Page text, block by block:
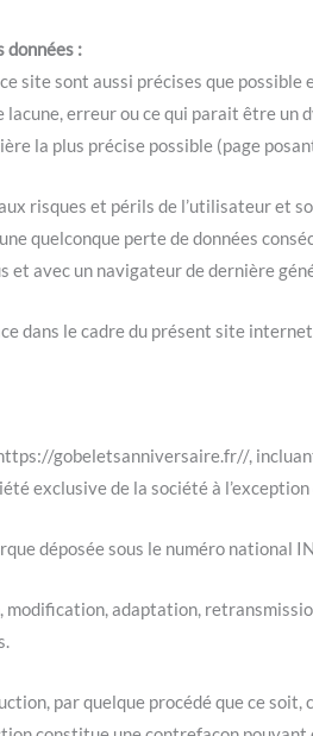
:
site sont aussi précises que
lacune, erreur ou ce qui parait être
la plus précise possible (page
risques et périls de l’utilisateur et
quelconque perte de données
et avec un navigateur de dernière
dans le cadre du présent site
gobeletsanniversaire.fr//,
exclusive de la société à
déposée sous le numéro national
adaptation,
par quelque procédé que ce